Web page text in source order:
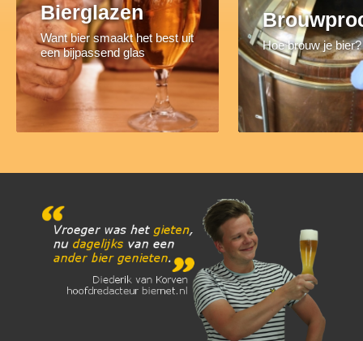
Bierglazen
Want bier smaakt het best uit
een bijpassend glas
Hoe brouw je bier?